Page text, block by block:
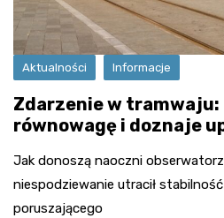
Aktualności Informacje
Zdarzenie w
równowagę i doznaje
Jak donoszą naoczni
niespodziewanie utracił
poruszającego